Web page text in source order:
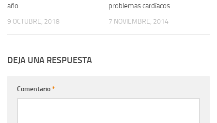
año
9 OCTUBRE, 2018
problemas cardíacos
7 NOVIEMBRE, 2014
DEJA UNA RESPUESTA
Comentario*